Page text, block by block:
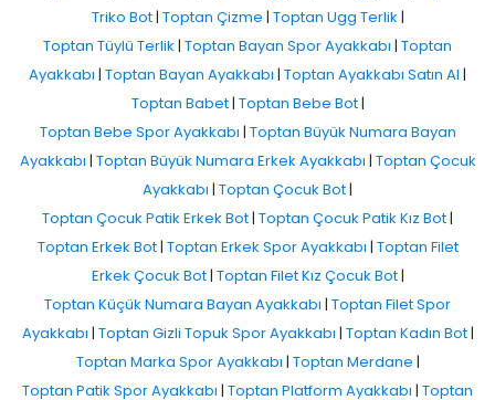
Triko Bot| Toptan Çizme | Toptan Ugg Terlik |
Toptan Tüylü Terlik | Toptan Bayan Spor Ayakkabı | Toptan
Ayakkabı | Toptan Bayan Ayakkabı | Toptan Ayakkabı Satın Al |
Toptan Babet| Toptan Bebe Bot|
Toptan Bebe Spor Ayakkabı | Toptan Büyük Numara Bayan
Ayakkabı | Toptan Büyük Numara Erkek Ayakkabı | Toptan Çocuk
Ayakkabı | Toptan Çocuk Bot|
Toptan Çocuk Patik Erkek Bot| Toptan Çocuk Patik Kız Bot|
Toptan Erkek Bot| Toptan Erkek Spor Ayakkabı | Toptan Filet
Erkek Çocuk Bot| Toptan Filet Kız Çocuk Bot|
Toptan Küçük Numara Bayan Ayakkabı | Toptan Filet Spor
Ayakkabı | Toptan Gizli Topuk Spor Ayakkabı | Toptan Kadın Bot|
Toptan Marka Spor Ayakkabı | Toptan Merdane |
Toptan Patik Spor Ayakkabı | Toptan Platform Ayakkabı | Toptan